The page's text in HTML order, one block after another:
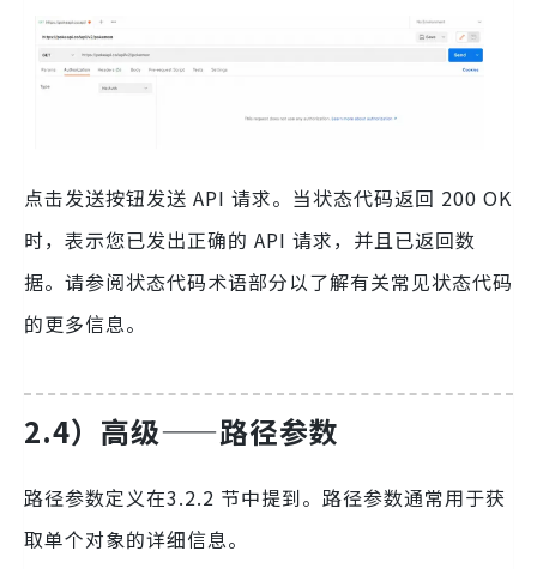
点击发送按钮发送 API 请求。当状态代码返回 200 OK
时，表示您已发出正确的 API 请求，并且已返回数
据。请参阅状态代码术语部分以了解有关常见状态代码
的更多信息。
2.4）高级——路径参数
路径参数定义在3.2.2 节中提到。路径参数通常用于获
取单个对象的详细信息。